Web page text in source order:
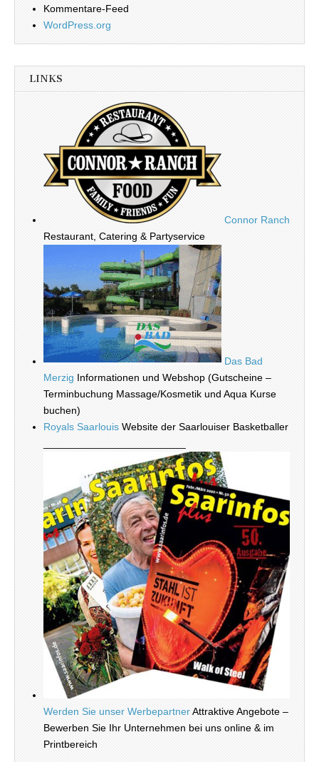
Kommentare-Feed
WordPress.org
LINKS
Connor Ranch
Restaurant, Catering & Partyservice
Das Bad
Merzig Informationen und Webshop (Gutscheine –
Terminbuchung Massage/Kosmetik und Aqua Kurse
buchen)
Royals Saarlouis Website der Saarlouiser Basketballer
Werden Sie unser WerbepartnerAttraktive Angebote –
Bewerben Sie Ihr Unternehmen bei uns online & im
Printbereich